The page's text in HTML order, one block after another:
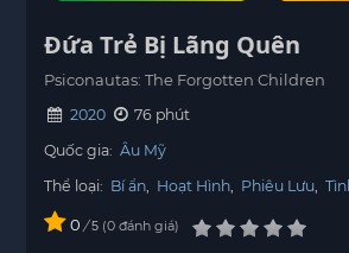
Đứa Trẻ Bị Lãng Quên
Psiconautas: The Forgotten Children
2020
76 phút
Quốc gia: Âu Mỹ
Thể loại: Bí ẩn Hoạt Hình Phiêu Lưu
0 / 5 0 đánh giá